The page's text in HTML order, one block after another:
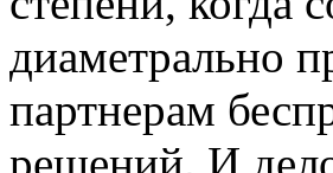
диаметрально
партнерам
решений. И